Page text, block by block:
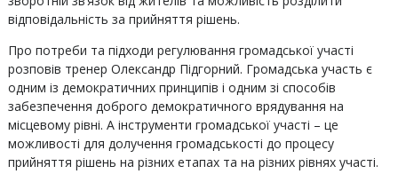
відповідальність за прийняття рішень.
Про потреби та підходи регулювання громадської участі
розповів тренер Олександр Підгорний. Громадська участь є
одним із демократичних принципів і одним зі способів
забезпечення доброго демократичного врядування на
місцевому рівні. А інструменти громадської участі – це
можливості для долучення громадськості до процесу
прийняття рішень на різних етапах та на різних рівнях участі.